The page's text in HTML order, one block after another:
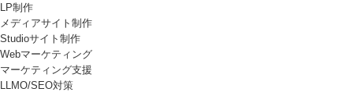
LP制作
メディアサイト制作
Studioサイト制作
Webマーケティング
マーケティング支援
LLMO/SEO対策